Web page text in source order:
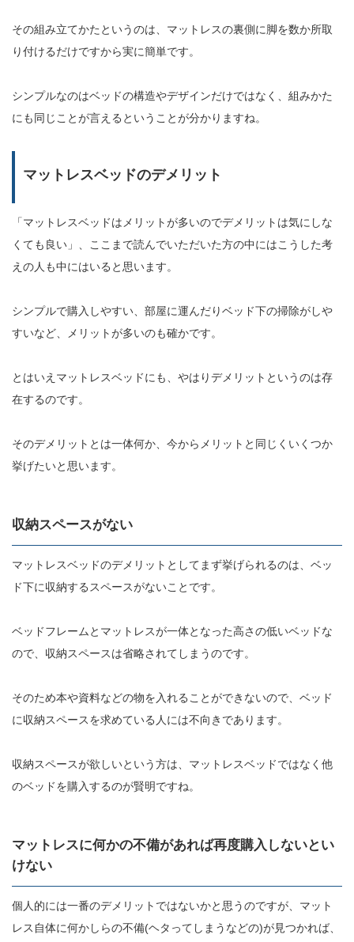
その組み立てかたというのは、マットレスの裏側に脚を数か所取
り付けるだけですから実に簡単です。
シンプルなのはベッドの構造やデザインだけではなく、組みかた
にも同じことが言えるということが分かりますね。
マットレスベッドのデメリット
「マットレスベッドはメリットが多いのでデメリットは気にしな
くても良い」、ここまで読んでいただいた方の中にはこうした考
えの人も中にはいると思います。
シンプルで購入しやすい、部屋に運んだりベッド下の掃除がしや
すいなど、メリットが多いのも確かです。
とはいえマットレスベッドにも、やはりデメリットというのは存
在するのです。
そのデメリットとは一体何か、今からメリットと同じくいくつか
挙げたいと思います。
収納スペースがない
マットレスベッドのデメリットとしてまず挙げられるのは、ベッ
ド下に収納するスペースがないことです。
ベッドフレームとマットレスが一体となった高さの低いベッドな
ので、収納スペースは省略されてしまうのです。
そのため本や資料などの物を入れることができないので、ベッド
に収納スペースを求めている人には不向きであります。
収納スペースが欲しいという方は、マットレスベッドではなく他
のベッドを購入するのが賢明ですね。
マットレスに何かの不備があれば再度購入しないとい
けない
個人的には一番のデメリットではないかと思うのですが、マット
レス自体に何かしらの不備(ヘタってしまうなどの)が見つかれば、